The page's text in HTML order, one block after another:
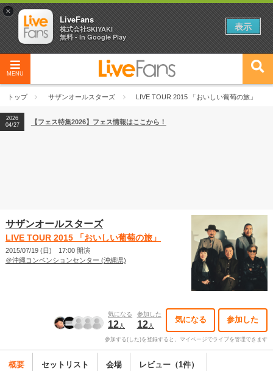
MENU
トップ サザンオールスターズ LIVE TOUR 2015 「おいしい葡萄の旅」
2026
04/27
2026
【ライブ動員ランキング】2026年上半期編発表！
2026
04/27
【フェス特集2026】フェス情報はここから！
サザンオールスターズ
LIVE TOUR 2015 「おいしい葡萄の旅」
2015/07/19 (日) 17:00 開演
＠沖縄コンベンションセンター (沖縄県)
気になる
12人
参加した
12人
気になる 参加した
参加する(した)を登録すると、マイページでライブを管理できます
概要 セットリスト 会場 レビュー（1件）
×
LiveFans
株式会社SKIYAKI
無料 - In Google Play
表示